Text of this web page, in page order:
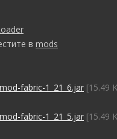
в mods
fabric-1_21_6.jar [15.49
fabric-1_21_5.jar [15.49